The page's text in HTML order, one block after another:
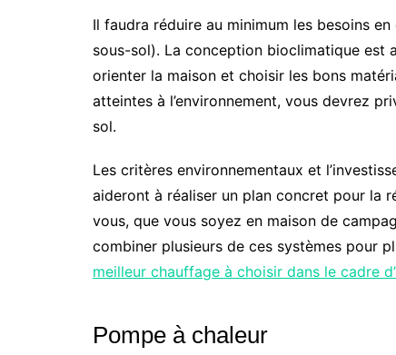
Il faudra réduire au minimum les besoins
sous-sol). La conception bioclimatique est
orienter la maison et choisir les bons
atteintes à l’environnement, vous devrez
sol.
Les critères environnementaux et
aideront à réaliser un plan concret pour la
vous, que vous soyez en maison de
combiner plusieurs de ces systèmes pour
meilleur chauffage à choisir dans le cadre
Pompe à chaleur